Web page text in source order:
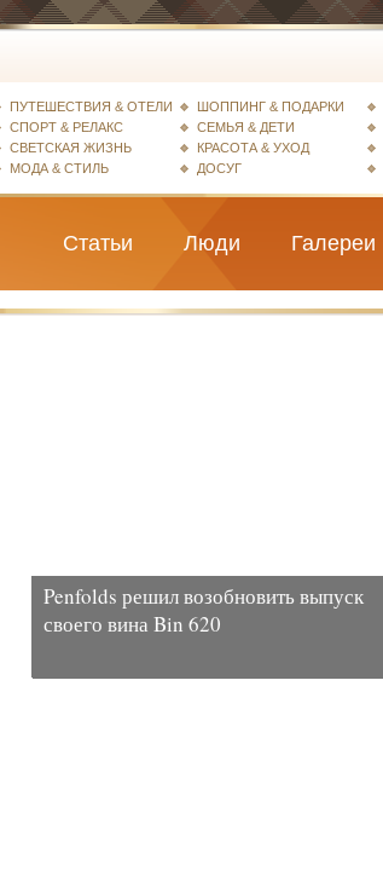
ПУТЕШЕСТВИЯ & ОТЕЛИ
СПОРТ & РЕЛАКС
СВЕТСКАЯ ЖИЗНЬ
МОДА & СТИЛЬ
ШОППИНГ & ПОДАРКИ
СЕМЬЯ & ДЕТИ
КРАСОТА & УХОД
ДОСУГ
Статьи Люди Галереи
Penfolds решил возобновить выпуск
своего вина Bin 620